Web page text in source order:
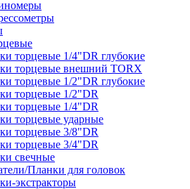
торцевые 1/4"DR глубокие
торцевые внешний TORX
торцевые 1/2"DR глубокие
торцевые 1/2"DR
торцевые 1/4"DR
торцевые ударные
торцевые 3/8"DR
торцевые 3/4"DR
свечные
Планки для головок
экстракторы